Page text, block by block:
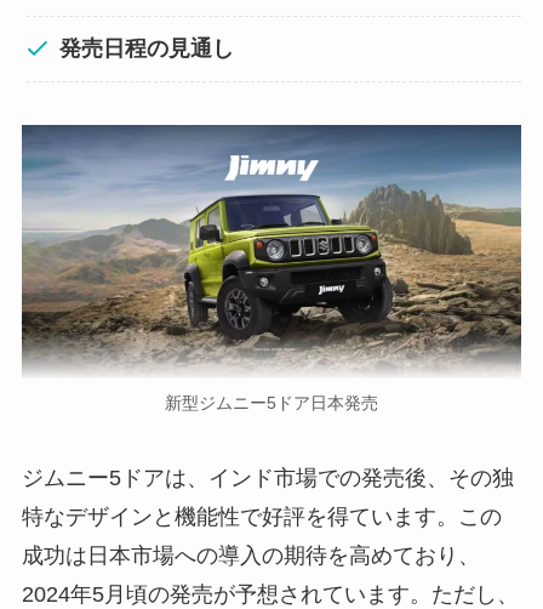
発売日程の見通し
新型ジムニー5ドア日本発売
ジムニー5ドアは、インド市場での発売後、その独
特なデザインと機能性で好評を得ています。この
成功は日本市場への導入の期待を高めており、
2024年5月頃の発売が予想されています。ただし、